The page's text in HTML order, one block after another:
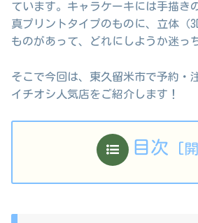
ています。キャラケーキには手描き
真プリントタイプのものに、立体（
ものがあって、どれにしようか迷っ
そこで今回は、東久留米市で予約・
イチオシ人気店をご紹介します！
目次